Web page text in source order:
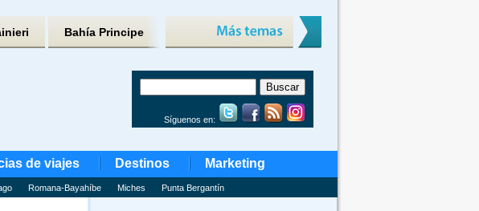
Bahía Principe
Síguenos en:
de viajes Destinos Marketing
Romana-Bayahíbe Miches Punta Bergantín